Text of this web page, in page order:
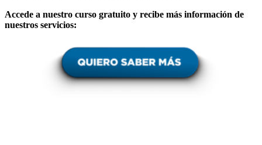
Accede a nuestro curso gratuito y recibe más información de
nuestros servicios: